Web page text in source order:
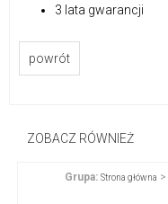
3 lata gwarancji
powrót
ZOBACZ RÓWNIEŻ
Grupa: Strona główna >